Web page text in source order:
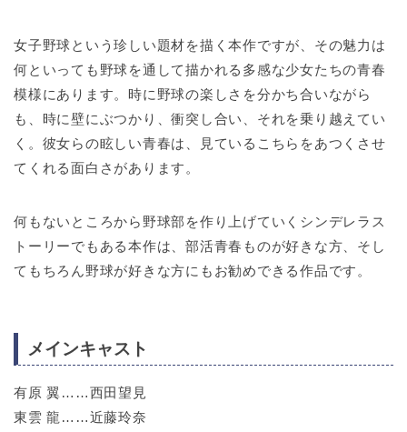
女子野球という珍しい題材を描く本作ですが、その魅力は
何といっても野球を通して描かれる多感な少女たちの青春
模様にあります。時に野球の楽しさを分かち合いながら
も、時に壁にぶつかり、衝突し合い、それを乗り越えてい
く。彼女らの眩しい青春は、見ているこちらをあつくさせ
てくれる面白さがあります。
何もないところから野球部を作り上げていくシンデレラス
トーリーでもある本作は、部活青春ものが好きな方、そし
てもちろん野球が好きな方にもお勧めできる作品です。
メインキャスト
有原 翼……西田望見
東雲 龍……近藤玲奈